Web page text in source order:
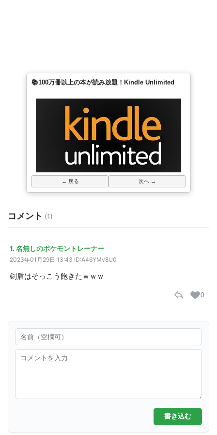
📚100万冊以上の本が読み放題！Kindle Unlimited
← 戻る 次へ →
コメント (1)
1. 名無しのポケモントレーナー
2023年01月29日 13:43 ID:A46YMv8U0
剣盾はそっこう飽きたｗｗｗ
0
書き込む